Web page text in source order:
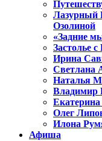
Лазурный
Озолиной
«Задние
Застолье
Ирина
Светлана
Наталья
Владимир
Екатерина
Олег
Илона
Афиша